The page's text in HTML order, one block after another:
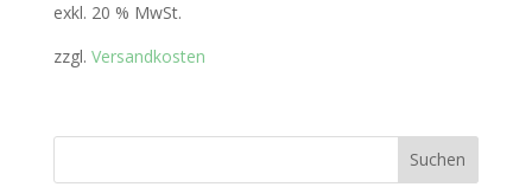
exkl. 20 % MwSt.
zzgl. Versandkosten
Suchen